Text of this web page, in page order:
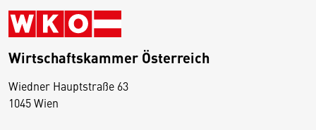
Wirtschaftskammer Österreich
Wiedner Hauptstraße 63
1045 Wien
D